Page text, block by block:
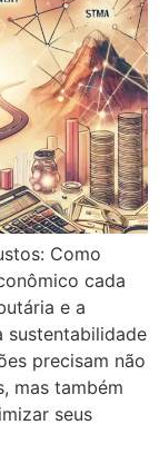
Como
cada
e a
sustentabilidade
precisam não
mas também
seus